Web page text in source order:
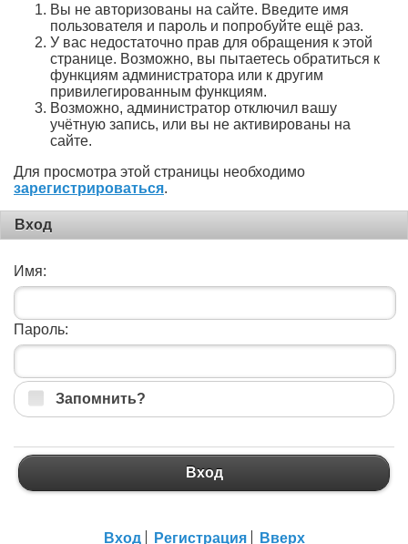
Вы не авторизованы на сайте. Введите имя
пользователя и пароль и попробуйте ещё раз.
У вас недостаточно прав для обращения к этой
странице. Возможно, вы пытаетесь обратиться к
функциям администратора или к другим
привилегированным функциям.
Возможно, администратор отключил вашу
учётную запись, или вы не активированы на
сайте.
Для просмотра этой страницы необходимо
зарегистрироваться.
Вход
Имя:
Пароль:
Запомнить?
Вход
Вход Регистрация Вверх